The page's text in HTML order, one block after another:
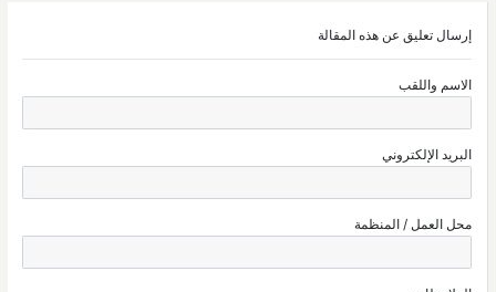
إرسال تعليق عن هذه المقالة
الاسم واللقب
البريد الإلكتروني
محل العمل / المنظمة